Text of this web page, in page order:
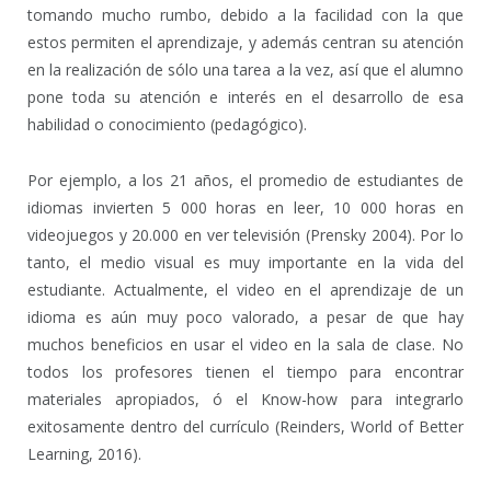
tomando mucho rumbo, debido a la facilidad con la que
estos permiten el aprendizaje, y además centran su atención
en la realización de sólo una tarea a la vez, así que el alumno
pone toda su atención e interés en el desarrollo de esa
habilidad o conocimiento (pedagógico).
Por ejemplo, a los 21 años, el promedio de estudiantes de
idiomas invierten 5 000 horas en leer, 10 000 horas en
videojuegos y 20.000 en ver televisión (Prensky 2004). Por lo
tanto, el medio visual es muy importante en la vida del
estudiante. Actualmente, el video en el aprendizaje de un
idioma es aún muy poco valorado, a pesar de que hay
muchos beneficios en usar el video en la sala de clase. No
todos los profesores tienen el tiempo para encontrar
materiales apropiados, ó el Know-how para integrarlo
exitosamente dentro del currículo (Reinders, World of Better
Learning, 2016).